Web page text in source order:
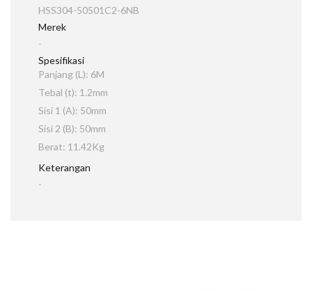
HSS304-50501C2-6NB
Merek
-
Spesifikasi
Panjang (L): 6M
Tebal (t): 1.2mm
Sisi 1 (A): 50mm
Sisi 2 (B): 50mm
Berat: 11.42Kg
Keterangan
-